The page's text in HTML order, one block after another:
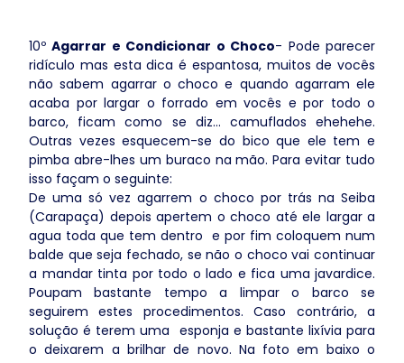
10ºAgarrar e Condicionar o Choco- Pode parecer
ridículo mas esta dica é espantosa, muitos de vocês
não sabem agarrar o choco e quando agarram ele
acaba por largar o forrado em vocês e por todo o
barco, ficam como se diz... camuflados ehehehe.
Outras vezes esquecem-se do bico que ele tem e
pimba abre-lhes um buraco na mão. Para evitar tudo
isso façam o seguinte:
De uma só vez agarrem o choco por trás na Seiba
(Carapaça) depois apertem o choco até ele largar a
agua toda que tem dentro e por fim coloquem num
balde que seja fechado, se não o choco vai continuar
a mandar tinta por todo o lado e fica uma javardice.
Poupam bastante tempo a limpar o barco se
seguirem estes procedimentos. Caso contrário, a
solução é terem uma esponja e bastante lixívia para
o deixarem a brilhar de novo. Na foto em baixo o